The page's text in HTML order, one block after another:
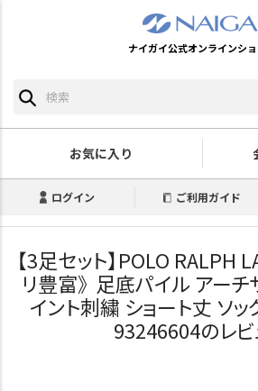
ナイガイ公式オンラインシ
お気に入り
ログイン ご利用ガイド
【3足セット】POLO RALPH
リ豊富》 足底パイル アー
イント刺繍 ショート丈 ソッ
93246604のレ